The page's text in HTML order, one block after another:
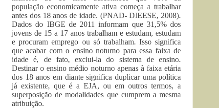
população economicamente ativa começa a trabalhar
antes dos 18 anos de idade. (PNAD- DIEESE, 2008).
Dados do IBGE de 2011 informam que 31,5% dos
jovens de 15 a 17 anos trabalham e estudam, estudam
e procuram emprego ou só trabalham. Isso significa
que acabar com o ensino noturno para essa faixa de
idade é, de fato, exclui-la do sistema de ensino.
Destinar o ensino médio noturno apenas à faixa etária
dos 18 anos em diante significa duplicar uma política
já existente, que é a EJA, ou em outros termos, a
superposição de modalidades que cumprem a mesma
atribuição.